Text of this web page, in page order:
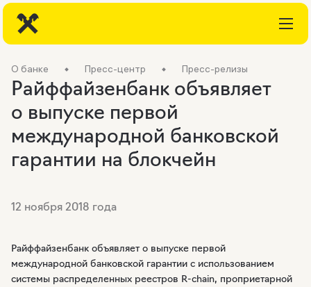
О банке Пресс-центр Пресс-релизы
Райффайзенбанк объявляет
о выпуске первой
международной банковской
гарантии на блокчейн
12 ноября 2018 года
Райффайзенбанк объявляет о выпуске первой
международной банковской гарантии с использованием
системы распределенных реестров R-chain, проприетарной